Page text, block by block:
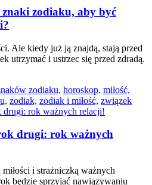
znaki zodiaku, aby być
Ale kiedy już ją znajdą, stają przed
utrzymać i ustrzec się przed zdradą.
zodiaku, horoskop, miłość,
zodiak, zodiak i miłość, związek
drugi: rok ważnych
i strażniczką ważnych
będzie sprzyjać nawiązywaniu